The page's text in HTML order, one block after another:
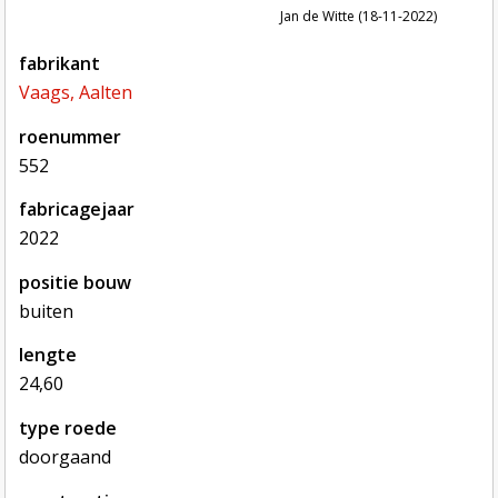
Jan de Witte (18-11-2022)
fabrikant
Vaags, Aalten
roenummer
552
fabricagejaar
2022
positie bouw
buiten
lengte
24,60
type roede
doorgaand